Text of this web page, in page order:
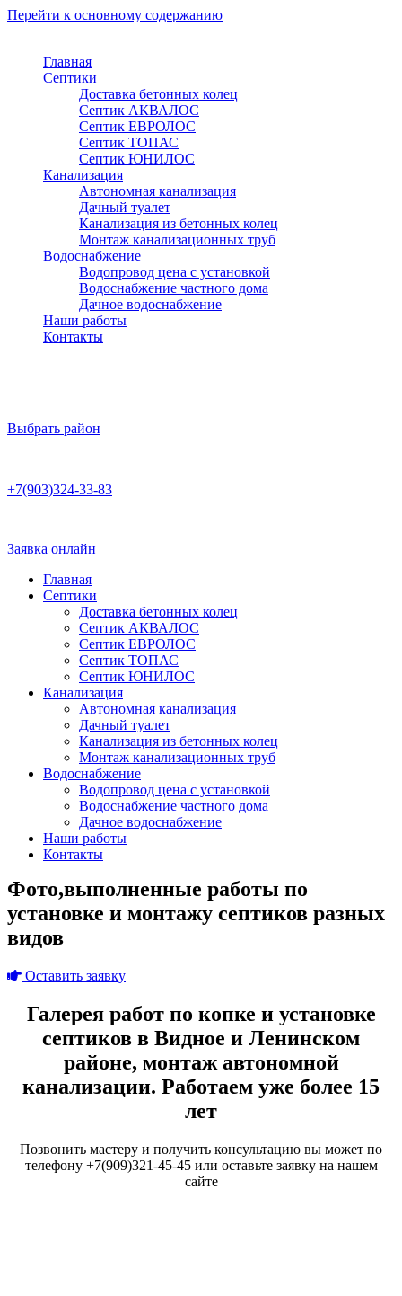
Перейти к основному содержанию
Главная
Септики
Доставка бетонных колец
Септик АКВАЛОС
Септик ЕВРОЛОС
Септик ТОПАС
Септик ЮНИЛОС
Канализация
Автономная канализация
Дачный туалет
Канализация из бетонных колец
Монтаж канализационных труб
Водоснабжение
Водопровод цена с установкой
Водоснабжение частного дома
Дачное водоснабжение
Наши работы
Контакты
Выбрать район
+7(903)324-33-83
Заявка онлайн
Главная
Септики
Доставка бетонных колец
Септик АКВАЛОС
Септик ЕВРОЛОС
Септик ТОПАС
Септик ЮНИЛОС
Канализация
Автономная канализация
Дачный туалет
Канализация из бетонных колец
Монтаж канализационных труб
Водоснабжение
Водопровод цена с установкой
Водоснабжение частного дома
Дачное водоснабжение
Наши работы
Контакты
Фото,выполненные работы по
установке и монтажу септиков разных
видов
Оставить заявку
Галерея работ по копке и установке
септиков в Видное и Ленинском
районе, монтаж автономной
канализации. Работаем уже более 15
лет
Позвонить мастеру и получить консультацию вы может по
телефону +7(909)321-45-45 или оставьте заявку на нашем
сайте